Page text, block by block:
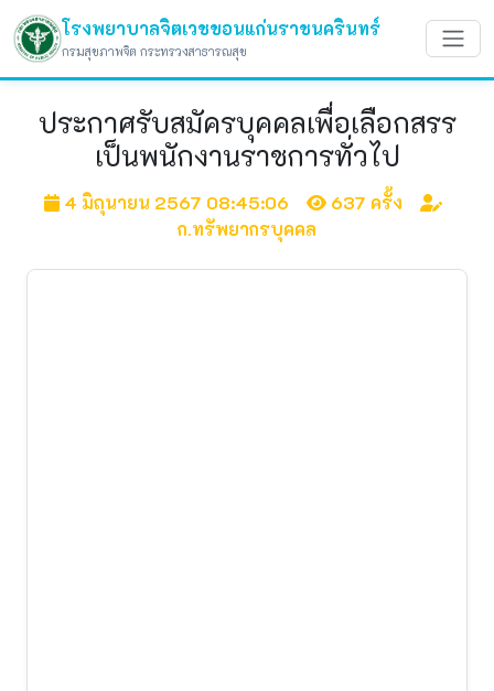
โรงพยาบาลจิตเวชขอนแก่นราชนครินทร์
กรมสุขภาพจิต กระทรวงสาธารณสุข
ประกาศรับสมัครบุคคลเพื่อเลือกสรร
เป็นพนักงานราชการทั่วไป
4 มิถุนายน 2567 08:45:06
637 ครั้ง
ก.ทรัพยากรบุคคล